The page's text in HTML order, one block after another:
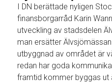
I DN berättade nyligen
finansborgarråd Karin
utveckling av stadsdelen
man ersätter
utbyggnad av området är
redan har goda
framtid kommer byggas ut